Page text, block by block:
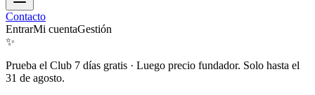
Contacto
EntrarMi cuentaGestión
✨
Prueba el Club 7 días gratis · Luego precio fundador. Solo hasta el
31 de agosto.